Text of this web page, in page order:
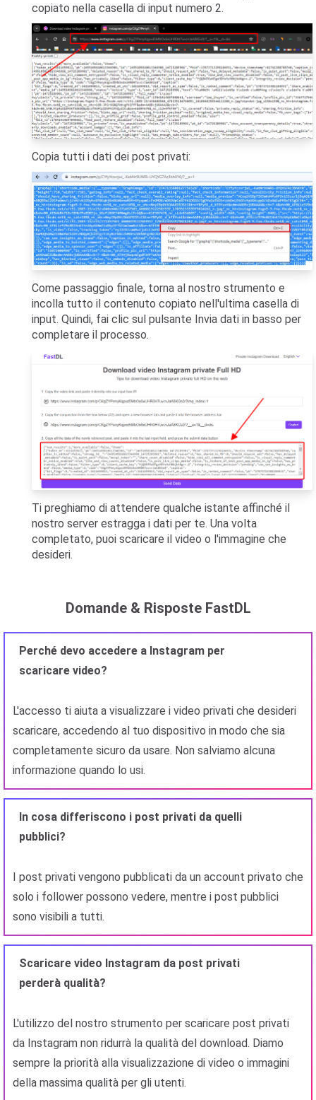
copiato nella casella di input numero 2.
Copia tutti i dati dei post privati:
Come passaggio finale, torna al nostro strumento e
incolla tutto il contenuto copiato nell'ultima casella di
input. Quindi, fai clic sul pulsante Invia dati in basso per
completare il processo.
Ti preghiamo di attendere qualche istante affinché il
nostro server estragga i dati per te. Una volta
completato, puoi scaricare il video o l'immagine che
desideri.
Domande & Risposte FastDL
Perché devo accedere a Instagram per
scaricare video?
L'accesso ti aiuta a visualizzare i video privati ​​che desideri
scaricare, accedendo al tuo dispositivo in modo che sia
completamente sicuro da usare. Non salviamo alcuna
informazione quando lo usi.
In cosa differiscono i post privati ​​da quelli
pubblici?
I post privati ​​vengono pubblicati da un account privato che
solo i follower possono vedere, mentre i post pubblici
sono visibili a tutti.
Scaricare video Instagram da post privati ​​
perderà qualità?
L'utilizzo del nostro strumento per scaricare post privati ​​
da Instagram non ridurrà la qualità del download. Diamo
sempre la priorità alla visualizzazione di video o immagini
della massima qualità per gli utenti.